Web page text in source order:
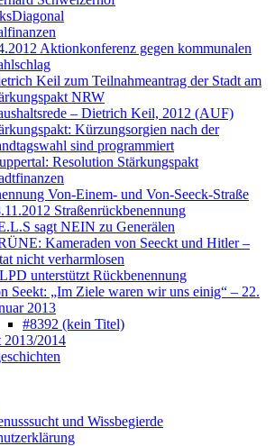
Aktionkonferenz gegen kommunalen
Keil zum Teilnahmeantrag der Stadt am
NRW
– Dietrich Keil, 2012 (AUF)
Kürzungsorgien nach der
sind programmiert
Resolution Stärkungspakt
Von-Einem- und Von-Seeck-Straße
Straßenrückbenennung
sagt NEIN zu Generälen
Kameraden von Seeckt und Hitler –
nicht verharmlosen
unterstützt Rückbenennung
Seekt: „Im Ziele waren wir uns einig“ – 22.
2013
#8392 (kein Titel)
2013/2014
und Wissbegierde